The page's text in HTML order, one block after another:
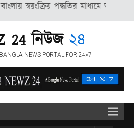
পদ্ধতির মাধ্যমে অনুদিত, তাই
24 নিউজ ২৪
A BANGLA NEWS PORTAL FOR 24×7